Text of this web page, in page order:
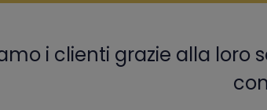
i clienti grazie alla loro